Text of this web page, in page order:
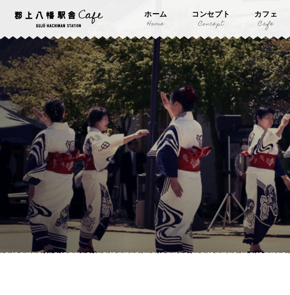
ホーム
Home
コンセプト
Concept
カフェ
Cafe